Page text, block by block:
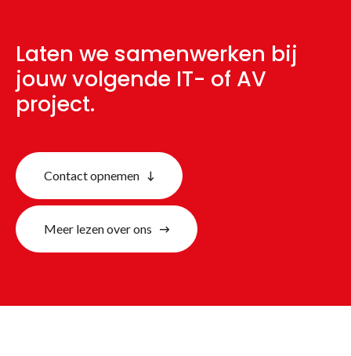
Laten we samenwerken bij
jouw volgende IT- of AV
project.
Contact opnemen
Meer lezen over ons